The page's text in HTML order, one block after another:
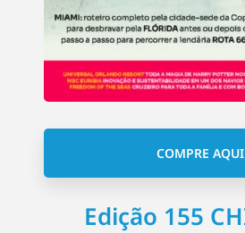
COMPRE AQUI
Edição 155